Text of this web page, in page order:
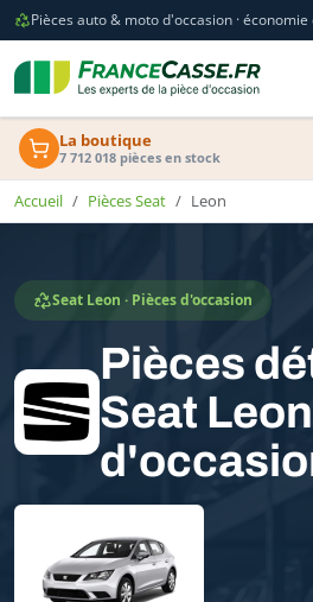
Pièces auto & moto d'occasion ·
La boutique
7 712 018 pièces en stock
Accueil Pièces Seat Leon
Seat Leon · Pièces d'occasion
Pièces
Seat Leon